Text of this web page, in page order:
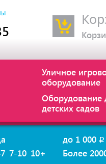
Уличное
оборудование
Оборудование
детских садов
7-10 10+
до 1 000 p
Более